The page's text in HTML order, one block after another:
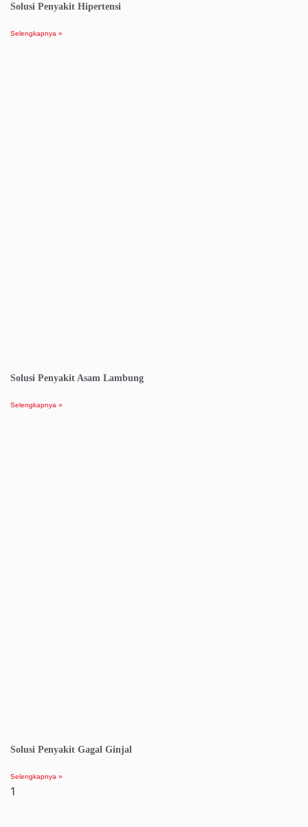
Solusi Penyakit Hipertensi
Selengkapnya »
Solusi Penyakit Asam Lambung
Selengkapnya »
Solusi Penyakit Gagal Ginjal
Selengkapnya »